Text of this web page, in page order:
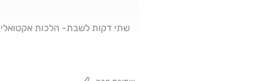
שתי דקות לשבת- הלכות